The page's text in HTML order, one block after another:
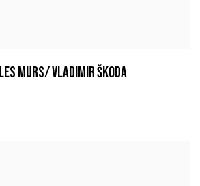
MURS/ VLADIMIR ŠKODA